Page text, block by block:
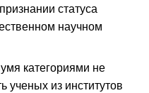
статуса
научном
категориями не
ученых из институтов